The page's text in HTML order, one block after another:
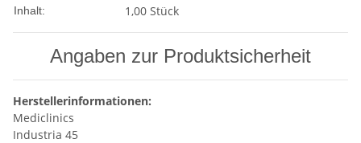
Inhalt: 1,00 Stück
Angaben zur Produktsicherheit
Herstellerinformationen:
Mediclinics
Industria 45